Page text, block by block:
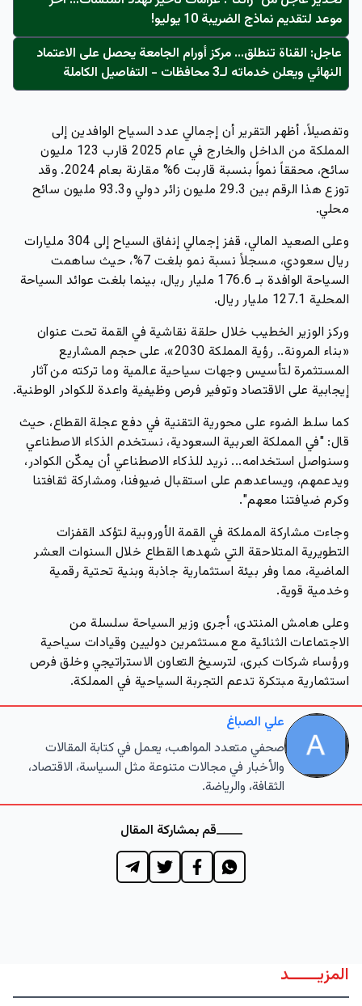
موعد لتقديم نماذج الضريبة 10 يوليو!
عاجل: القناة تنطلق... مركز أورام الجامعة يحصل على الاعتماد
النهائي ويعلن خدماته لـ3 محافظات - التفاصيل الكاملة
وتفصيلاً، أظهر التقرير أن إجمالي عدد السياح الوافدين إلى
المملكة من الداخل والخارج في عام 2025 قارب
123 مليون
سائح
، محققاً نمواً بنسبة قاربت 6% مقارنة بعام 2024. وقد
توزع هذا الرقم بين 29.3 مليون زائر دولي و
93.3 مليون سائح
محلي.
وعلى الصعيد المالي، قفز إجمالي إنفاق السياح إلى
304 مليارات
ريال سعودي
، مسجلاً نسبة نمو بلغت 7%، حيث ساهمت
السياحة الوافدة بـ 176.6 مليار ريال
، بينما بلغت عوائد السياحة
المحلية 127.1 مليار ريال
.
وركز الوزير الخطيب خلال حلقة نقاشية في القمة تحت عنوان
«بناء المرونة.. رؤية المملكة 2030»، على حجم المشاريع
المستثمرة لتأسيس وجهات سياحية عالمية وما تركته من آثار
إيجابية على الاقتصاد وتوفير فرص وظيفية واعدة للكوادر الوطنية.
كما سلط الضوء على محورية التقنية في دفع عجلة القطاع، حيث
قال: "في المملكة العربية السعودية، نستخدم الذكاء الاصطناعي
وسنواصل استخدامه... نريد للذكاء الاصطناعي أن يمكّن الكوادر،
ويدعمهم، ويساعدهم على استقبال ضيوفنا، ومشاركة ثقافتنا
وكرم ضيافتنا معهم".
وجاءت مشاركة المملكة في القمة الأوروبية لتؤكد القفزات
التطويرية المتلاحقة التي شهدها القطاع خلال السنوات العشر
الماضية، مما وفر بيئة استثمارية جاذبة وبنية تحتية رقمية
وخدمية قوية.
وعلى هامش المنتدى، أجرى وزير السياحة سلسلة من
الاجتماعات الثنائية مع مستثمرين دوليين وقيادات سياحية
ورؤساء شركات كبرى، لترسيخ التعاون الاستراتيجي وخلق فرص
استثمارية مبتكرة تدعم التجربة السياحية في المملكة.
علي الصباغ
صحفي متعدد المواهب، يعمل في كتابة المقالات
والأخبار في مجالات متنوعة مثل السياسة، الاقتصاد،
الثقافة، والرياضة.
قم بمشاركة المقال
المزيــــــد